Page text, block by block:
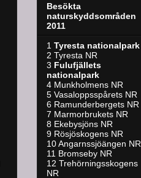
Besökta
naturskyddsområden
2011
1 Tyresta nationalpark
2 Tyresta NR
3 Fulufjällets
nationalpark
4 Munkholmens NR
5 Vasaloppsspårets NR
6 Ramunderbergets NR
7 Marmorbrukets NR
8 Ekebysjöns NR
9 Rösjöskogens NR
10 Angarnssjöängen NR
11 Bromseby NR
12 Trehörningsskogens
NR